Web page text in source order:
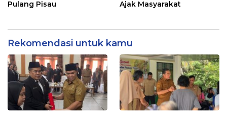
Pulang Pisau
Ajak Masyarakat
Rekomendasi untuk kamu